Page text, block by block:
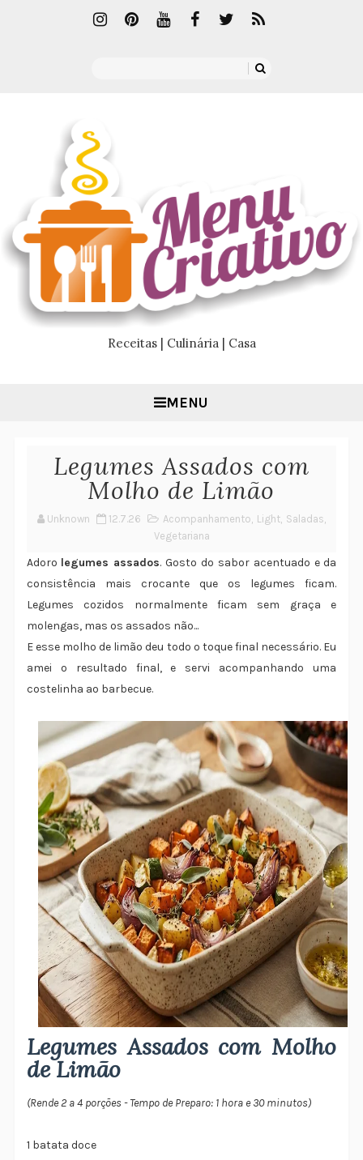
Receitas | Culinária | Casa
MENU
Legumes Assados com
Molho de Limão
Unknown 12.7.26 Acompanhamento, Light, Saladas,
Vegetariana
Adoro legumes assados. Gosto do sabor acentuado e da
consistência mais crocante que os legumes ficam.
Legumes cozidos normalmente ficam sem graça e
molengas, mas os assados não...
E esse molho de limão deu todo o toque final necessário. Eu
amei o resultado final, e servi acompanhando uma
costelinha ao barbecue.
Legumes Assados com Molho
de Limão
(Rende 2 a 4 porções - Tempo de Preparo: 1 hora e 30 minutos)
1 batata doce